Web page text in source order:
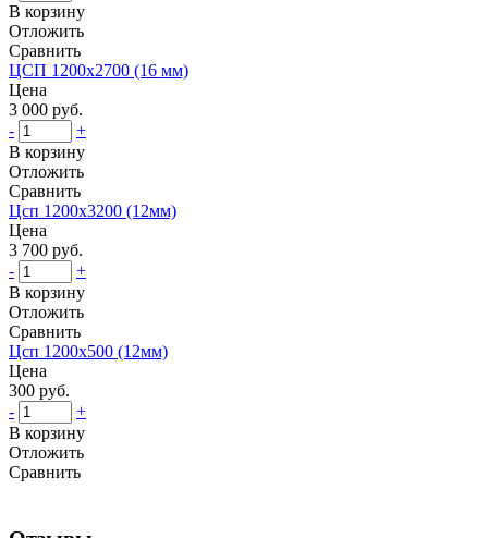
В корзину
Отложить
Сравнить
ЦСП 1200х2700 (16 мм)
Цена
3 000 руб.
-
+
В корзину
Отложить
Сравнить
Цсп 1200х3200 (12мм)
Цена
3 700 руб.
-
+
В корзину
Отложить
Сравнить
Цсп 1200х500 (12мм)
Цена
300 руб.
-
+
В корзину
Отложить
Сравнить